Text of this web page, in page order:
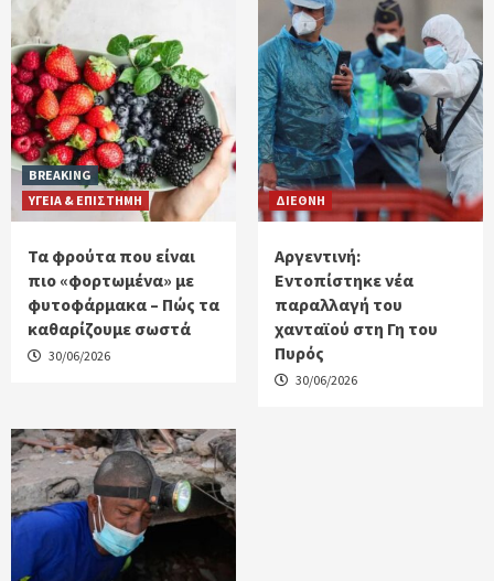
BREAKING
ΥΓΕΙΑ & ΕΠΙΣΤΗΜΗ
Τα φρούτα που είναι
πιο «φορτωμένα» με
φυτοφάρμακα – Πώς τα
καθαρίζουμε σωστά
30/06/2026
ΔΙΕΘΝΗ
Αργεντινή:
Εντοπίστηκε νέα
παραλλαγή του
χανταϊού στη Γη του
Πυρός
30/06/2026